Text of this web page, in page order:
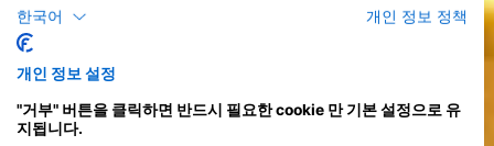
한국어 개인 정보 정책
개인 정보 설정
"거부" 버튼을 클릭하면 반드시 필요한 cookie 만 기본 설정으로 유
지됩니다.